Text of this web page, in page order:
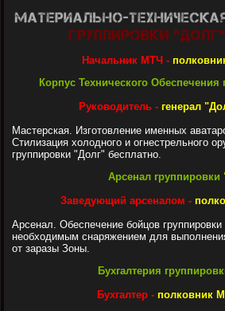
Начальник МТЧ -
Корпус Технического
Руководитель - генерал
Мастерская. Изготовление именных
Стилизация холодного и огнестрельного
группировки "Долг" бесплатно.
Арсенал группировки
Заведующий арсеналом -
Арсенал. Обеспечение бойцов
необходимым снаряжением для
от заразы Зоны.
Бухгалтерия
Бухгалтер - полковник